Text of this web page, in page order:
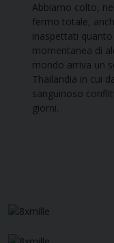
Abbiamo colto,
fermo totale,
inaspettati
momentanea di
mondo arriva un
Thailandia in cui
sanguinoso
giorni.